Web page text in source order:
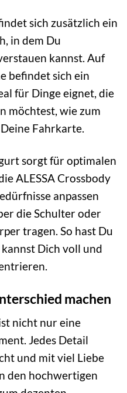
sich zusätzlich ein
in dem Du
kannst. Auf
befindet sich ein
für Dinge eignet, die
möchtest, wie zum
Fahrkarte.
sorgt für optimalen
ALESSA Crossbody
anpassen
die Schulter oder
tragen. So hast Du
Dich voll und
machen
nicht nur eine
Jedes Detail
und mit viel Liebe
den hochwertigen